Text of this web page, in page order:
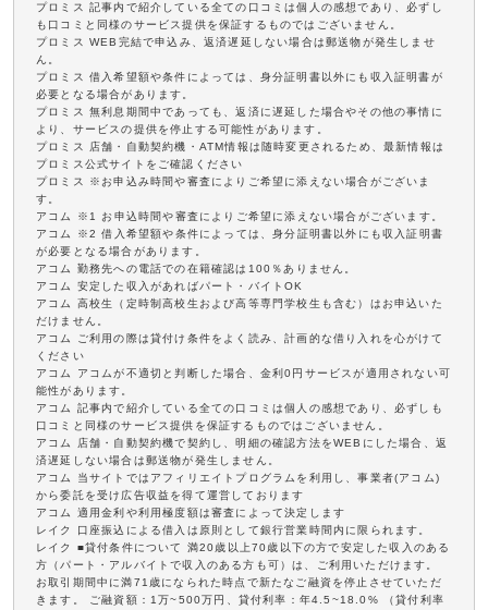
プロミス 記事内で紹介している全ての口コミは個人の感想であり、必ずし
も口コミと同様のサービス提供を保証するものではございません。
プロミス WEB完結で申込み、返済遅延しない場合は郵送物が発生しませ
ん。
プロミス 借入希望額や条件によっては、身分証明書以外にも収入証明書が
必要となる場合があります。
プロミス 無利息期間中であっても、返済に遅延した場合やその他の事情に
より、サービスの提供を停止する可能性があります。
プロミス 店舗・自動契約機・ATM情報は随時変更されるため、最新情報は
プロミス公式サイトをご確認ください
プロミス ※お申込み時間や審査によりご希望に添えない場合がございま
す。
アコム ※1 お申込時間や審査によりご希望に添えない場合がございます。
アコム ※2 借入希望額や条件によっては、身分証明書以外にも収入証明書
が必要となる場合があります。
アコム 勤務先への電話での在籍確認は100％ありません。
アコム 安定した収入があればパート・バイトOK
アコム 高校生（定時制高校生および高等専門学校生も含む）はお申込いた
だけません。
アコム ご利用の際は貸付け条件をよく読み、計画的な借り入れを心がけて
ください
アコム アコムが不適切と判断した場合、金利0円サービスが適用されない可
能性があります。
アコム 記事内で紹介している全ての口コミは個人の感想であり、必ずしも
口コミと同様のサービス提供を保証するものではございません。
アコム 店舗・自動契約機で契約し、明細の確認方法をWEBにした場合、返
済遅延しない場合は郵送物が発生しません。
アコム 当サイトではアフィリエイトプログラムを利用し、事業者(アコム)
から委託を受け広告収益を得て運営しております
アコム 適用金利や利用極度額は審査によって決定します
レイク 口座振込による借入は原則として銀行営業時間内に限られます。
レイク ■貸付条件について 満20歳以上70歳以下の方で安定した収入のある
方（パート・アルバイトで収入のある方も可）は、ご利用いただけます。
お取引期間中に満71歳になられた時点で新たなご融資を停止させていただ
きます。 ご融資額：1万~500万円、貸付利率：年4.5~18.0% （貸付利率